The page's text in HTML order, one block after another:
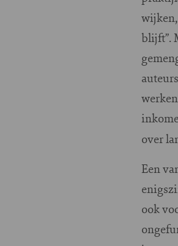
blijft”.
over
Een
ook